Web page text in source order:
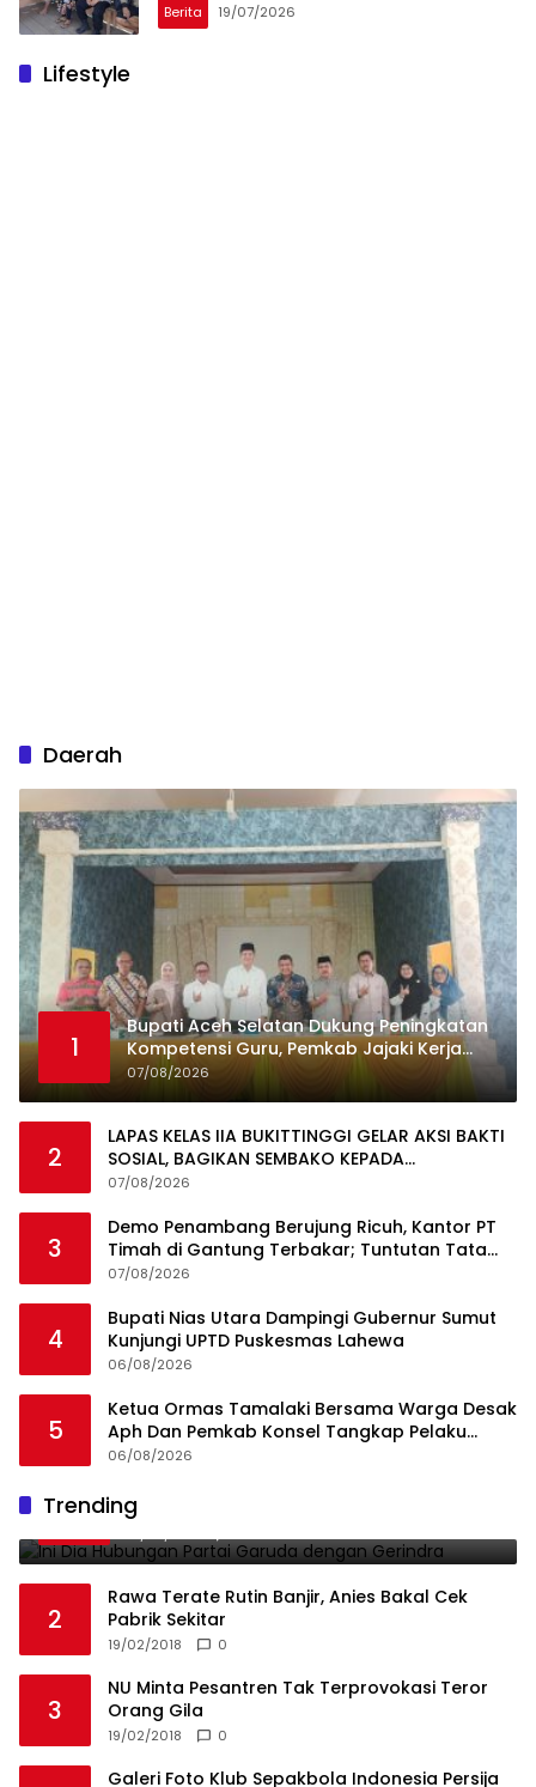
Berita 19/07/2026
Lifestyle
Daerah
1
Bupati Aceh Selatan Dukung Peningkatan
Kompetensi Guru, Pemkab Jajaki Kerja
Sama dengan Pascasarjana USK
07/08/2026
2
LAPAS KELAS IIA BUKITTINGGI GELAR AKSI BAKTI
SOSIAL, BAGIKAN SEMBAKO KEPADA
MASYARAKAT SEKITAR
07/08/2026
3
Demo Penambang Berujung Ricuh, Kantor PT
Timah di Gantung Terbakar; Tuntutan Tata
Niaga Timah Jadi Sorotan
07/08/2026
4
Bupati Nias Utara Dampingi Gubernur Sumut
Kunjungi UPTD Puskesmas Lahewa
06/08/2026
5
Ketua Ormas Tamalaki Bersama Warga Desak
Aph Dan Pemkab Konsel Tangkap Pelaku
Angkut Cangkang Sawit Overload, Truk PT KAP
06/08/2026
Trending
1
Gerindra
2
Rawa Terate Rutin Banjir, Anies Bakal Cek
Pabrik Sekitar
19/02/2018 0
3
NU Minta Pesantren Tak Terprovokasi Teror
Orang Gila
19/02/2018 0
Galeri Foto Klub Sepakbola Indonesia Persija